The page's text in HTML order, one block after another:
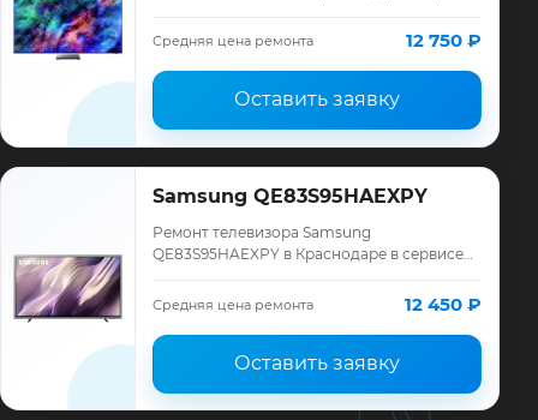
Samsung, смета до ремонта, запчасти и
Средняя цена ремонта 12 750 ₽
Оставить заявку
Samsung QE83S95HAEXPY
Ремонт телевизора Samsung
QE83S95HAEXPY в Краснодаре в сервисе
Samsung, смета до ремонта, запчасти и
гарантия до 12 месяц…
Средняя цена ремонта 12 450 ₽
Оставить заявку